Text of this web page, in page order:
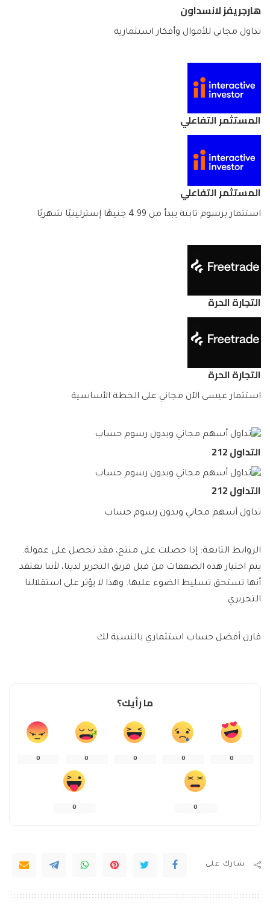
هارجريفز لانسداون
تداول مجاني للأموال وأفكار استثمارية
المستثمر التفاعلي
المستثمر التفاعلي
استثمار برسوم ثابتة يبدأ من 4.99 جنيهًا إسترلينيًا شهريًا
التجارة الحرة
التجارة الحرة
استثمار عيسى الآن مجاني على الخطة الأساسية
التداول 212
التداول 212
تداول أسهم مجاني وبدون رسوم حساب
الروابط التابعة: إذا حصلت على منتج، فقد تحصل على عمولة.
يتم اختيار هذه الصفقات من قبل فريق التحرير لدينا، لأننا نعتقد
أنها تستحق تسليط الضوء عليها. وهذا لا يؤثر على استقلالنا
التحريري.
قارن أفضل حساب استثماري بالنسبة لك
ما رأيك؟
0
0
0
0
0
0
0
شارك على